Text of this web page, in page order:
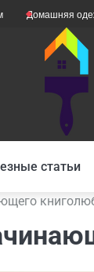
одежда для
статьи